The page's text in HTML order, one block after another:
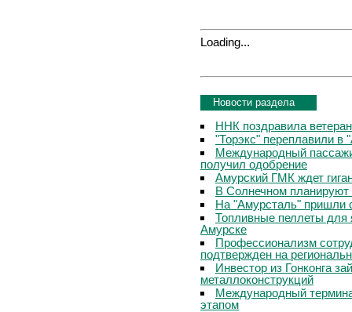
Loading...
Новости раздела
ННК поздравила
"Торэкс" переплавили в
Международный
получил одобрение
Амурский ГМК ждет
В Солнечном
На "Амурсталь" пришли
Топливные пеллеты для
Амурске
Профессионализм
подтвержден на
Инвестор из Гонконга
металлоконструкций
Международный
этапом